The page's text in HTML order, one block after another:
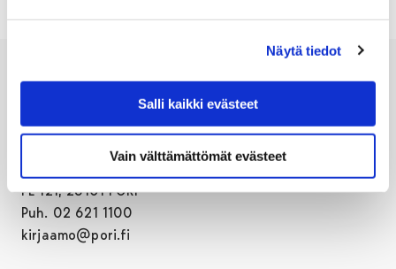
Näytä tiedot
Salli kaikki evästeet
Vain välttämättömät evästeet
PL 121, 28101 PORI
Puh. 02 621 1100
kirjaamo@pori.fi